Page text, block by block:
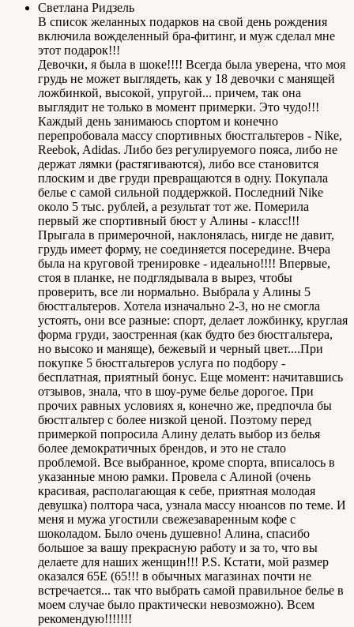
Светлана Ридзель
В список желанных подарков на свой день рождения
включила вожделенный бра-фитинг, и муж сделал мне
этот подарок!!!
Девочки, я была в шоке!!!! Всегда была уверена, что моя
грудь не может выглядеть, как у 18 девочки с манящей
ложбинкой, высокой, упругой... причем, так она
выглядит не только в момент примерки. Это чудо!!!
Каждый день занимаюсь спортом и конечно
перепробовала массу спортивных бюстгальтеров - Nike,
Reebok, Adidas. Либо без регулируемого пояса, либо не
держат лямки (растягиваются), либо все становится
плоским и две груди превращаются в одну. Покупала
белье с самой сильной поддержкой. Последний Nike
около 5 тыс. рублей, а результат тот же. Померила
первый же спортивный бюст у Алины - класс!!!
Прыгала в примерочной, наклонялась, нигде не давит,
грудь имеет форму, не соединяется посередине. Вчера
была на круговой тренировке - идеально!!!! Впервые,
стоя в планке, не подглядывала в вырез, чтобы
проверить, все ли нормально. Выбрала у Алины 5
бюстгальтеров. Хотела изначально 2-3, но не смогла
устоять, они все разные: спорт, делает ложбинку, круглая
форма груди, заостренная (как будто без бюстгальтера,
но высоко и маняще), бежевый и черный цвет....При
покупке 5 бюстгальтеров услуга по подбору -
бесплатная, приятный бонус. Еще момент: начитавшись
отзывов, знала, что в шоу-руме белье дорогое. При
прочих равных условиях я, конечно же, предпочла бы
бюстгальтер с более низкой ценой. Поэтому перед
примеркой попросила Алину делать выбор из белья
более демократичных брендов, и это не стало
проблемой. Все выбранное, кроме спорта, вписалось в
указанные мною рамки. Провела с Алиной (очень
красивая, располагающая к себе, приятная молодая
девушка) полтора часа, узнала массу нюансов по теме. И
меня и мужа угостили свежезаваренным кофе с
шоколадом. Было очень душевно! Алина, спасибо
большое за вашу прекрасную работу и за то, что вы
делаете для наших женщин!!! P.S. Кстати, мой размер
оказался 65Е (65!!! в обычных магазинах почти не
встречается... так что выбрать самой правильное белье в
моем случае было практически невозможно). Всем
рекомендую!!!!!!!